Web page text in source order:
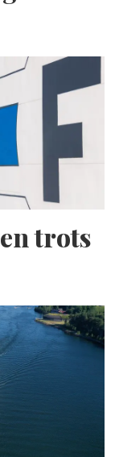
trots